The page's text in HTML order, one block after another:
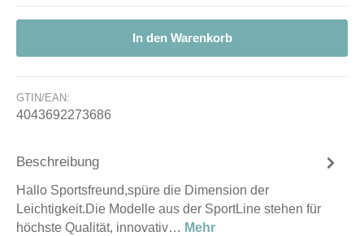
In den Warenkorb
GTIN/EAN:
4043692273686
Beschreibung
Hallo Sportsfreund,spüre die Dimension der
Leichtigkeit.Die Modelle aus der SportLine stehen für
höchste Qualität, innovativ… Mehr